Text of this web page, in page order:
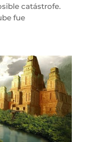
catástrofe.
fue